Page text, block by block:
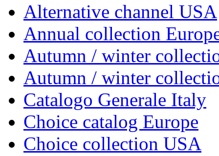
Alternative channel USA
Annual collection
Autumn / winter
Autumn / winter
Catalogo Generale Italy
Choice catalog Europe
Choice collection USA